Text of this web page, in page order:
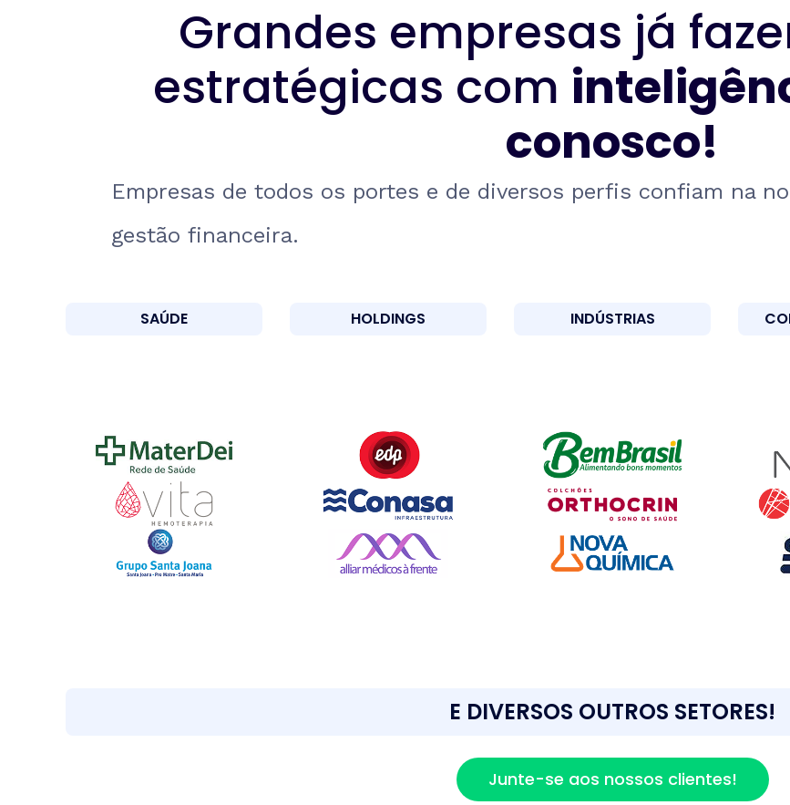
Grandes empresas já
estratégicas com
conosco!
Empresas de todos os portes e de diversos perfis confiam na
gestão financeira.
SAÚDE HOLDINGS INDÚSTRIAS
E DIVERSOS OUTROS SETORES!
Junte-se aos nossos clientes!